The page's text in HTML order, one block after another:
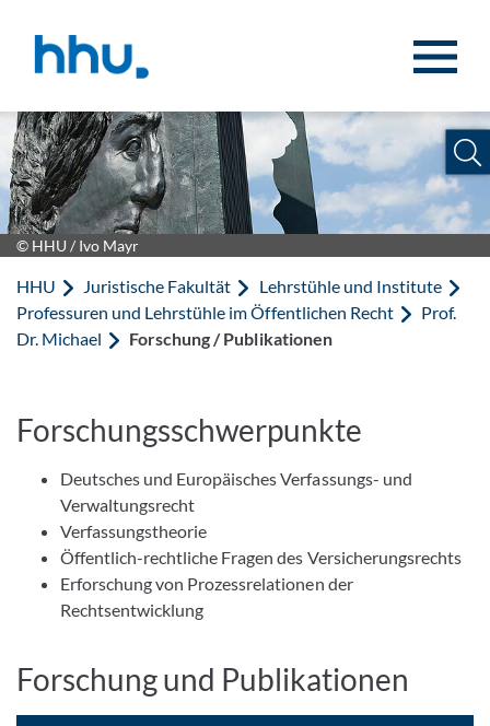
© HHU / Ivo Mayr
HHU Juristische Fakultät
Lehrstühle und Institute
Professuren und Lehrstühle im Öffentlichen Recht
Prof.
Dr. Michael
Forschung / Publikationen
Forschungsschwerpunkte
Deutsches und Europäisches Verfassungs- und
Verwaltungsrecht
Verfassungstheorie
Öffentlich-rechtliche Fragen des Versicherungsrechts
Erforschung von Prozessrelationen der
Rechtsentwicklung
Forschung und Publikationen